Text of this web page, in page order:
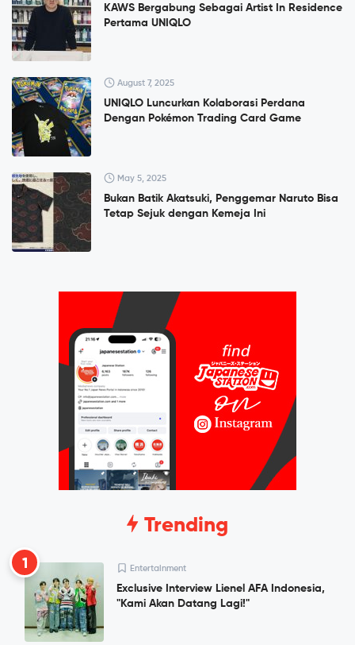
KAWS Bergabung Sebagai Artist In Residence
Pertama UNIQLO
August 7, 2025
UNIQLO Luncurkan Kolaborasi Perdana
Dengan Pokémon Trading Card Game
May 5, 2025
Bukan Batik Akatsuki, Penggemar Naruto Bisa
Tetap Sejuk dengan Kemeja Ini
Trending
1 Entertainment
Exclusive Interview Lienel AFA Indonesia,
"Kami Akan Datang Lagi!"